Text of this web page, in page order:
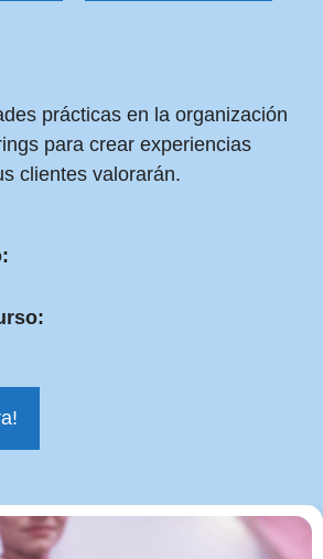
prácticas en la organización
para crear experiencias
clientes valorarán.